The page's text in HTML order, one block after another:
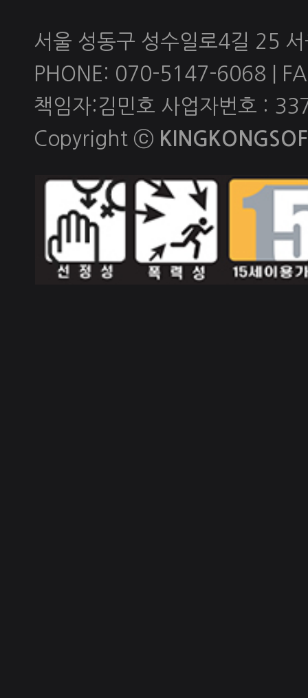
서울 성동구 성수일로4길 25
PHONE: 070-5147-6068 |
책임자:김민호 사업자번호 :
Copyright ⓒ